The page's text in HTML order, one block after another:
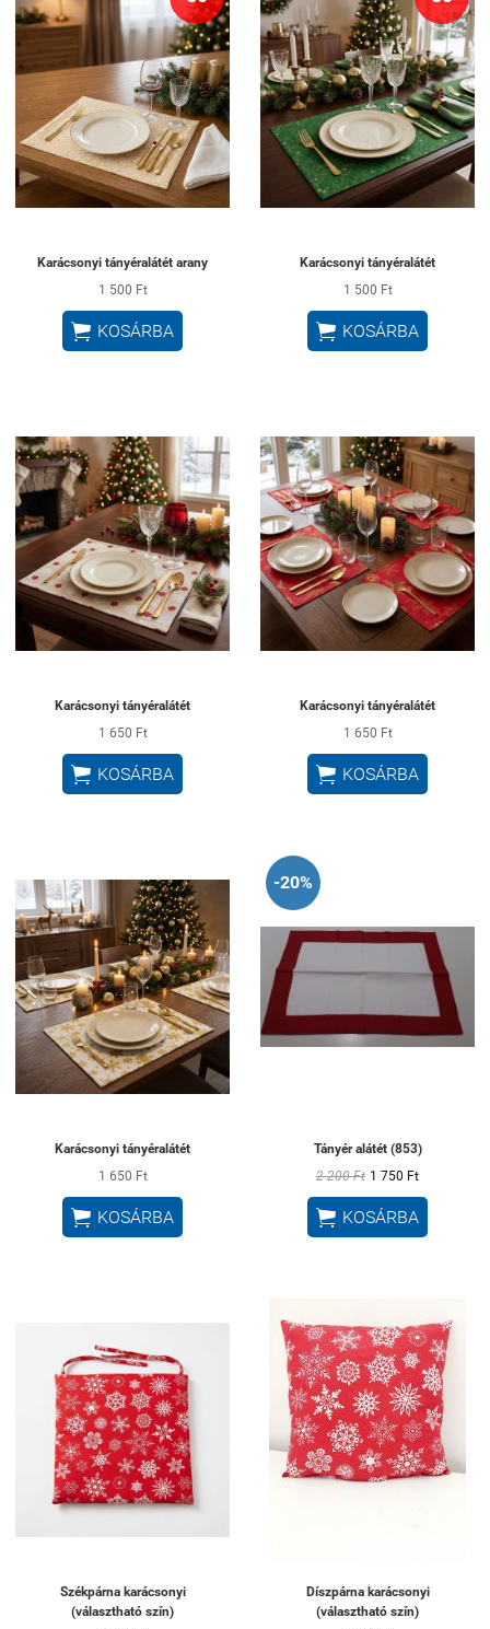
Karácsonyi tányéralátét arany
1 500 Ft
 KOSÁRBA
Karácsonyi tányéralátét
1 500 Ft
 KOSÁRBA
Karácsonyi tányéralátét
1 650 Ft
 KOSÁRBA
Karácsonyi tányéralátét
1 650 Ft
 KOSÁRBA
Karácsonyi tányéralátét
1 650 Ft
 KOSÁRBA
-20%
Tányér alátét (853)
2 200 Ft 1 750 Ft
 KOSÁRBA
Székpárna karácsonyi
(választható szín)
Díszpárna karácsonyi
(választható szín)